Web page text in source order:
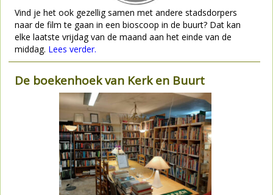
Vind je het ook gezellig samen met andere stadsdorpers
naar de film te gaan in een bioscoop in de buurt? Dat kan
elke laatste vrijdag van de maand aan het einde van de
middag. Lees verder.
De boekenhoek van Kerk en Buurt